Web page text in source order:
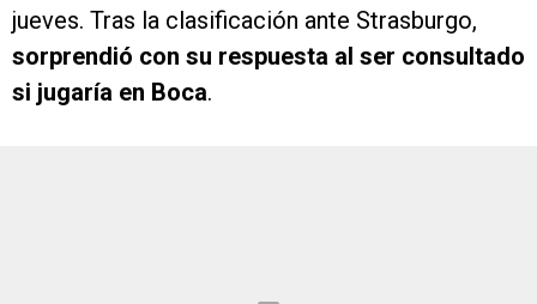
jueves. Tras la clasificación ante Strasburgo,
sorprendió con su respuesta al ser consultado
si jugaría en Boca.